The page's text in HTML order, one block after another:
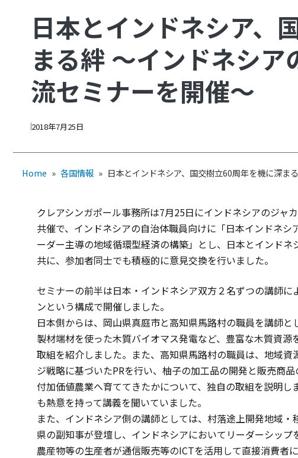
日本とインドネシア、
まる絆 ～インドネシ
流セミナーを開催～
2018年7月25日
Home » 各国情報 » 日本とインドネシア、国交樹立60周年を機に深ま
クレアシンガポール事務所は7月25日にインドネシアのジャ
共催で、インドネシアの自治体職員向けに「日本インドネ
ーダー主導の地域循環型経済の構築」とし、日本とインド
共に、参加者同士でも積極的に意見交換を行いました。
セミナーの前半は日本・インドネシア双方２名ずつの講師
ンという構成で開催しました。
日本側からは、岡山県真庭市と高知県馬路村の職員を講師
製材端材を使った木質バイオマス発電など、豊富な木質資
取組を紹介しました。また、高知県馬路村の職員は、地域
ジ戦略に基づいたPRを行い、柚子の加工品の開発と販売商
付加価値農業へ育ててきたかについて、独自の取組を説明
も熱意を持って講義を聞いていました。
また、インドネシア側の講師としては、村落途上開発地域
県の副知事が登壇し、インドネシアにおいてリーダーシップ
農産物等の生産者が通信販売等のICTを活用して直接消費者